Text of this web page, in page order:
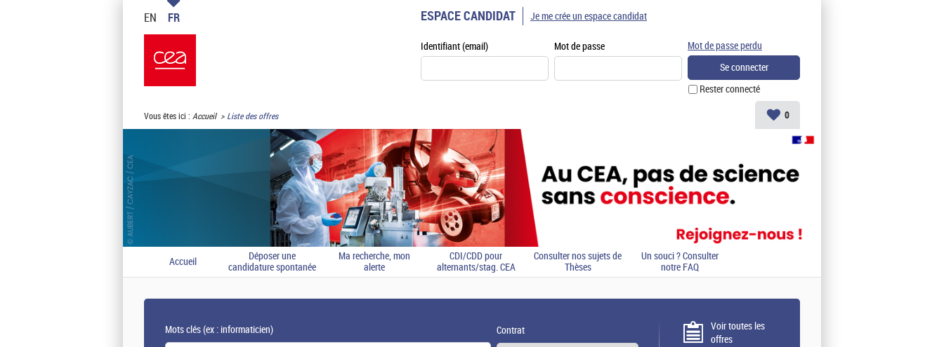
EN FR ESPACE CANDIDAT
Identifiant (email) Mot de passe
Rester connecté
Mot de passe perdu
Je me crée un espace candidat
Vous êtes ici : Accueil Liste des offres 0
Accueil
Déposer une
candidature spontanée
Ma recherche, mon
alerte
CDI/CDD pour
alternants/stag. CEA
Consulter nos sujets de
Thèses
Un souci ? Consulter
notre FAQ
Mots clés(ex : informaticien) Contrat
Voir toutes les
offres